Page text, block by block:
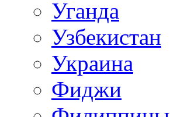
Уганда
Узбекистан
Украина
Фиджи